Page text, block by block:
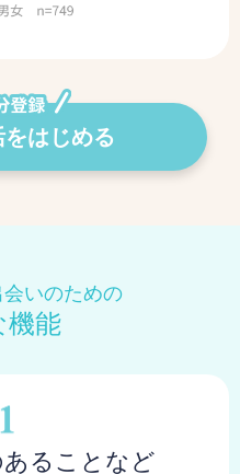
はじめる
いのための
機能
ることなど